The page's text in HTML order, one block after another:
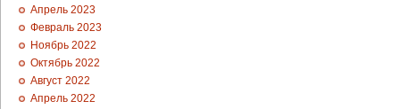
Апрель 2023
Февраль 2023
Ноябрь 2022
Октябрь 2022
Август 2022
Апрель 2022